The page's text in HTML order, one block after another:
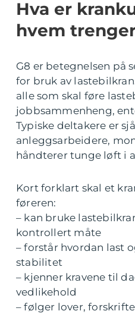
Hva er
hvem
G8 er betegnelsen
for bruk av
alle som skal føre
jobbsammenheng,
Typiske deltakere er
anleggsarbeidere,
håndterer tunge løft i
Kort forklart skal et
føreren:
– kan bruke
kontrollert måte
– forstår hvordan last
stabilitet
– kjenner kravene til
vedlikehold
– følger lover,